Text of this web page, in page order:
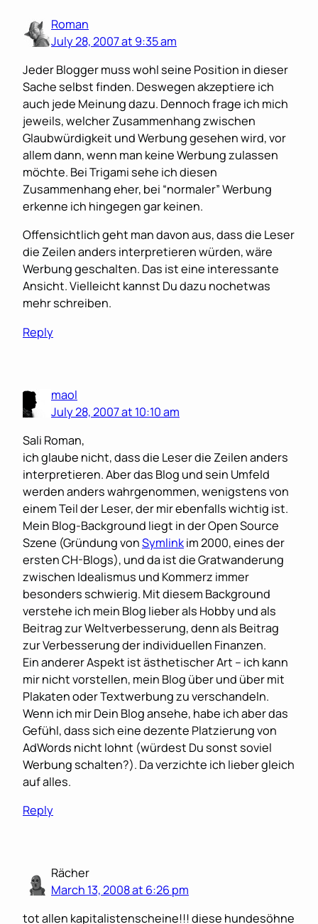
Roman
July 28, 2007 at 9:35 am
Jeder Blogger muss wohl seine Position in dieser
Sache selbst finden. Deswegen akzeptiere ich
auch jede Meinung dazu. Dennoch frage ich mich
jeweils, welcher Zusammenhang zwischen
Glaubwürdigkeit und Werbung gesehen wird, vor
allem dann, wenn man keine Werbung zulassen
möchte. Bei Trigami sehe ich diesen
Zusammenhang eher, bei “normaler” Werbung
erkenne ich hingegen gar keinen.
Offensichtlich geht man davon aus, dass die Leser
die Zeilen anders interpretieren würden, wäre
Werbung geschalten. Das ist eine interessante
Ansicht. Vielleicht kannst Du dazu nochetwas
mehr schreiben.
Reply
maol
July 28, 2007 at 10:10 am
Sali Roman,
ich glaube nicht, dass die Leser die Zeilen anders
interpretieren. Aber das Blog und sein Umfeld
werden anders wahrgenommen, wenigstens von
einem Teil der Leser, der mir ebenfalls wichtig ist.
Mein Blog-Background liegt in der Open Source
Szene (Gründung vonSymlinkim 2000, eines der
ersten CH-Blogs), und da ist die Gratwanderung
zwischen Idealismus und Kommerz immer
besonders schwierig. Mit diesem Background
verstehe ich mein Blog lieber als Hobby und als
Beitrag zur Weltverbesserung, denn als Beitrag
zur Verbesserung der individuellen Finanzen.
Ein anderer Aspekt ist ästhetischer Art – ich kann
mir nicht vorstellen, mein Blog über und über mit
Plakaten oder Textwerbung zu verschandeln.
Wenn ich mir Dein Blog ansehe, habe ich aber das
Gefühl, dass sich eine dezente Platzierung von
AdWords nicht lohnt (würdest Du sonst soviel
Werbung schalten?). Da verzichte ich lieber gleich
auf alles.
Reply
Rächer
March 13, 2008 at 6:26 pm
tot allen kapitalistenscheine!!! diese hundesöhne